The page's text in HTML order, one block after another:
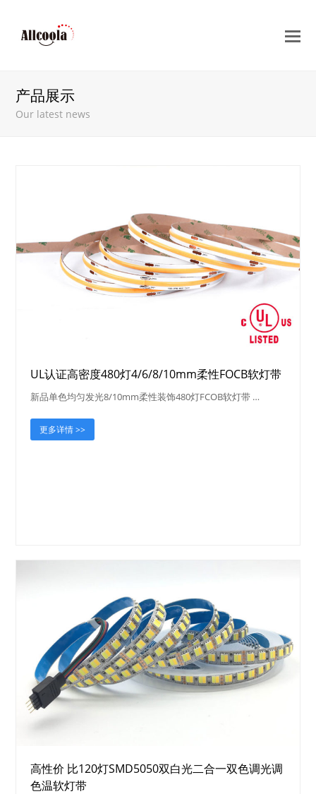
产品展示
Our latest news
UL认证高密度480灯4/6/8/10mm柔性FOCB软灯带
新品单色均匀发光8/10mm柔性装饰480灯FCOB软灯带 …
更多详情 >>
高性价 比120灯SMD5050双白光二合一双色调光调
色温软灯带